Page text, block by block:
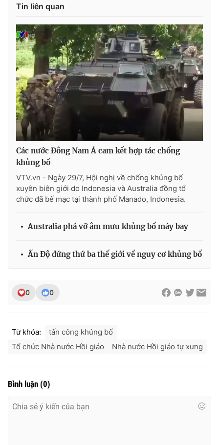
Ðiện thoại Thời báo VTV:
Liên hệ quảng cáo:
024-7300.7108
thuận bằng văn bản. Ghi rõ nguồn VTV.vn khi phát hành lại
thông tin từ website này.
Tin liên quan
Các nước Đông Nam Á cam kết hợp tác chống
khủng bố
VTV.vn - Ngày 29/7, Hội nghị về chống khủng bố
xuyên biên giới do Indonesia và Australia đồng tổ
chức đã bế mạc tại thành phố Manado, Indonesia.
Australia phá vỡ âm mưu khủng bố máy bay
Ấn Độ đứng thứ ba thế giới về nguy cơ khủng bố
0 0
Từ khóa:
tấn công khủng bố
Tổ chức Nhà nước Hồi giáo
Nhà nước Hồi giáo tự xưng
Bình luận (0)